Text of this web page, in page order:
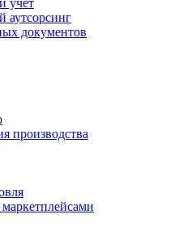
учет
аутсорсинг
документов
производства